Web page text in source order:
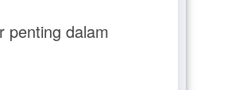
penting dalam